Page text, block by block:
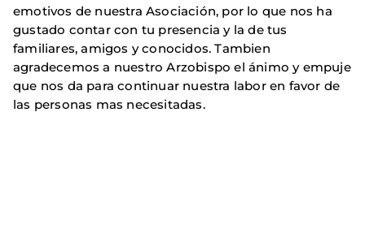
emotivos de nuestra Asociación, por lo que nos ha
gustado contar con tu presencia y la de tus
familiares, amigos y conocidos. Tambien
agradecemos a nuestro Arzobispo el ánimo y empuje
que nos da para continuar nuestra labor en favor de
las personas mas necesitadas.